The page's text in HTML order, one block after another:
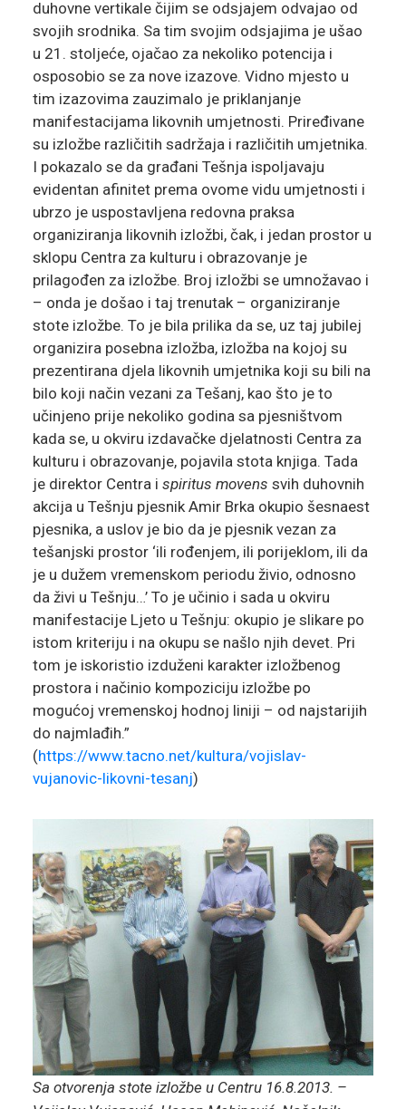
duhovne vertikale čijim se odsjajem odvajao od
svojih srodnika. Sa tim svojim odsjajima je ušao
u 21. stoljeće, ojačao za nekoliko potencija i
osposobio se za nove izazove. Vidno mjesto u
tim izazovima zauzimalo je priklanjanje
manifestacijama likovnih umjetnosti. Priređivane
su izložbe različitih sadržaja i različitih umjetnika.
I pokazalo se da građani Tešnja ispoljavaju
evidentan afinitet prema ovome vidu umjetnosti i
ubrzo je uspostavljena redovna praksa
organiziranja likovnih izložbi, čak, i jedan prostor u
sklopu Centra za kulturu i obrazovanje je
prilagođen za izložbe. Broj izložbi se umnožavao i
– onda je došao i taj trenutak – organiziranje
stote izložbe. To je bila prilika da se, uz taj jubilej
organizira posebna izložba, izložba na kojoj su
prezentirana djela likovnih umjetnika koji su bili na
bilo koji način vezani za Tešanj, kao što je to
učinjeno prije nekoliko godina sa pjesništvom
kada se, u okviru izdavačke djelatnosti Centra za
kulturu i obrazovanje, pojavila stota knjiga. Tada
je direktor Centra i spiritus movens svih duhovnih
akcija u Tešnju pjesnik Amir Brka okupio šesnaest
pjesnika, a uslov je bio da je pjesnik vezan za
tešanjski prostor ‘ili rođenjem, ili porijeklom, ili da
je u dužem vremenskom periodu živio, odnosno
da živi u Tešnju…’ To je učinio i sada u okviru
manifestacije Ljeto u Tešnju: okupio je slikare po
istom kriteriju i na okupu se našlo njih devet. Pri
tom je iskoristio izduženi karakter izložbenog
prostora i načinio kompoziciju izložbe po
mogućoj vremenskoj hodnoj liniji – od najstarijih
do najmlađih.”
(https://www.tacno.net/kultura/vojislav-
vujanovic-likovni-tesanj)
Sa otvorenja stote izložbe u Centru 16.8.2013. –